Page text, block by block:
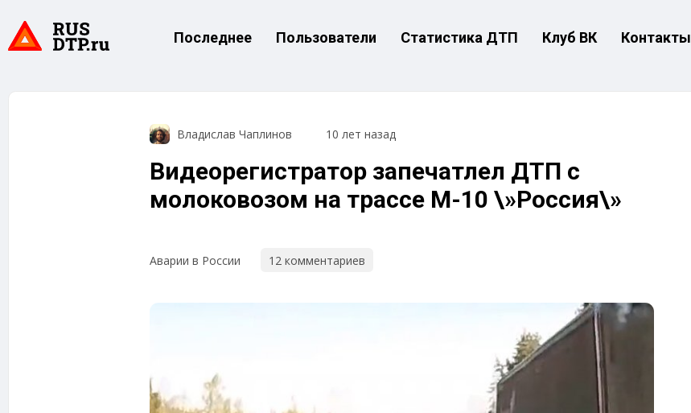
Последнее Пользователи Статистика ДТП Клуб ВК Контакты
Владислав Чаплинов 10 лет назад
Видеорегистратор запечатлел ДТП с
молоковозом на трассе М-10 \»Россия\»
Аварии в России 12 комментариев